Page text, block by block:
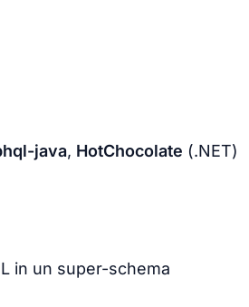
java, HotChocolate (.NET)
in un super-schema